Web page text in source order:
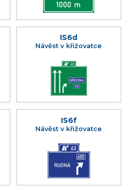
IS6d
Návěst v křižovatce
IS6f
Návěst v křižovatce